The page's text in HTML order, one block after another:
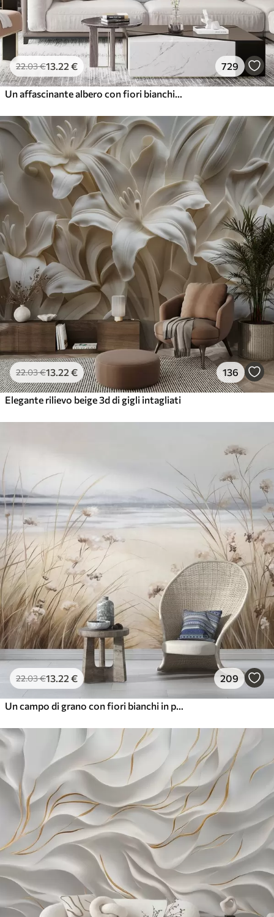
22.03€13 .22 € 729
22.03€13 .22 € 136
Elegante rilievo beige 3d di gigli intagliati
22.03€13 .22 € 209